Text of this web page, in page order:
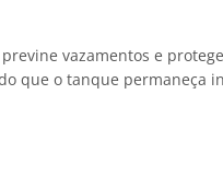
vazamentos e
que o tanque